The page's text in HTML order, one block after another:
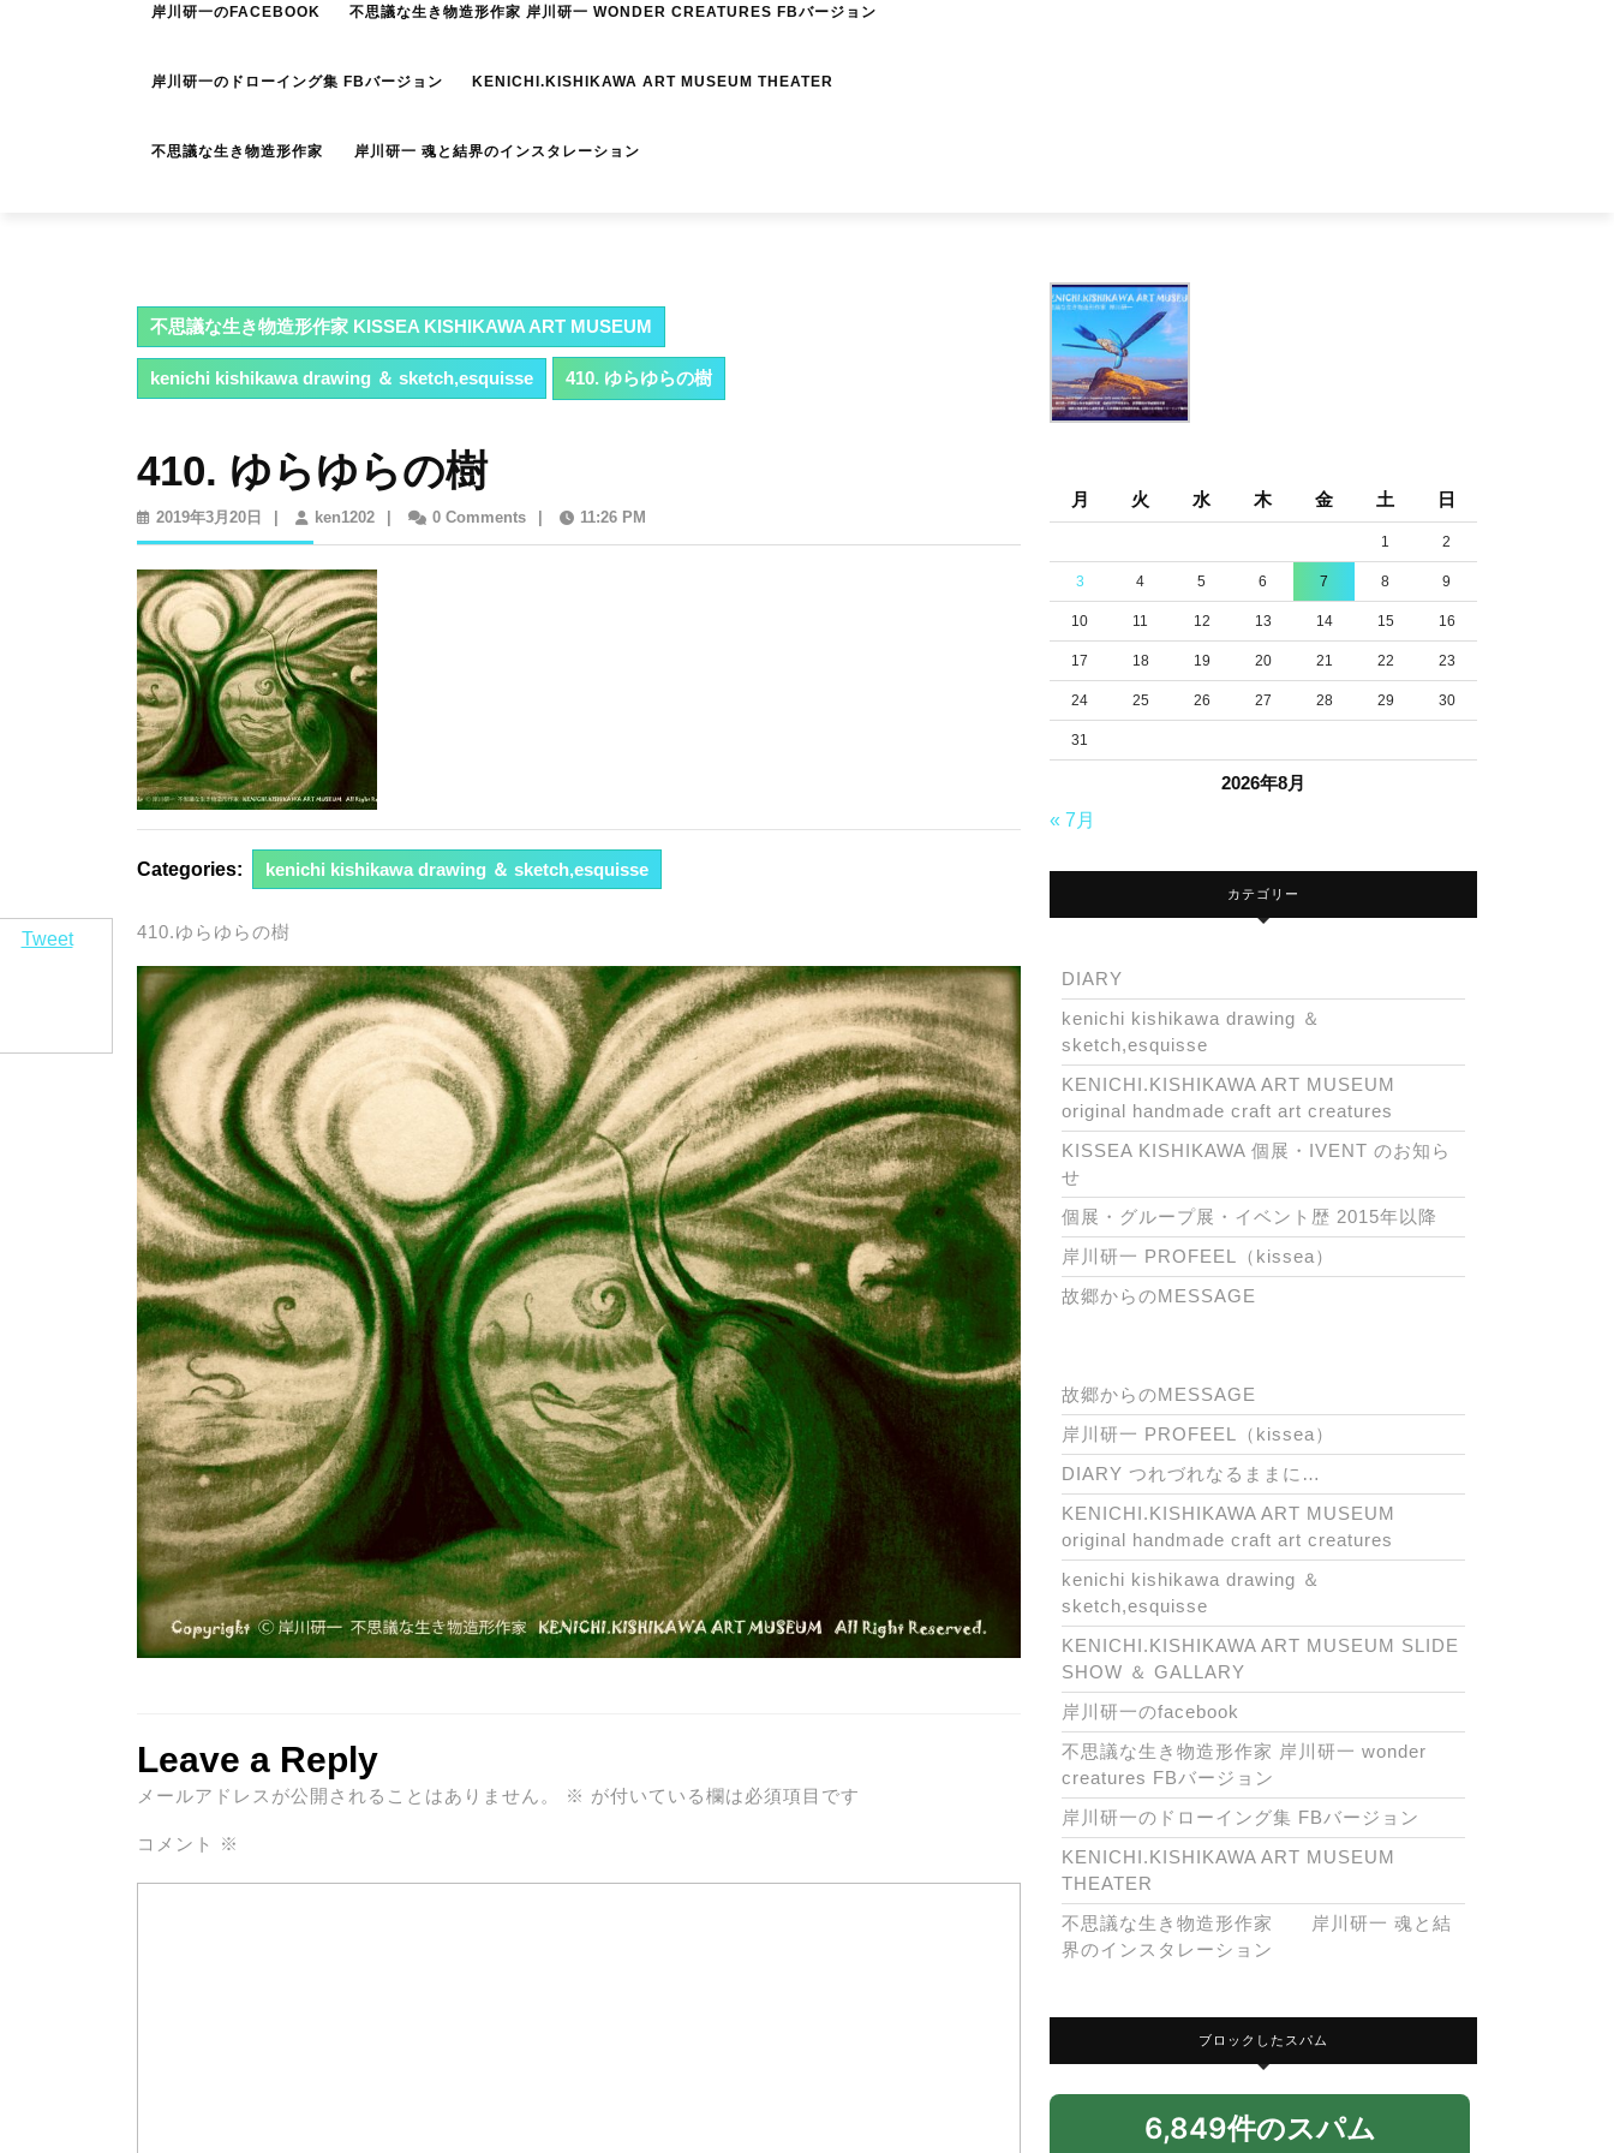
岸川研一のFACEBOOK 不思議な生き物造形作家 岸川研一 WONDER CREATURES FBバージョン
岸川研一のドローイング集 FBバージョン KENICHI.KISHIKAWA ART MUSEUM THEATER
不思議な生き物造形作家 岸川研一 魂と結界のインスタレーション
不思議な生き物造形作家 KISSEA KISHIKAWA ART MUSEUM
kenichi kishikawa drawing ＆ sketch,esquisse 410. ゆらゆらの樹
410. ゆらゆらの樹
2019年3月20日
2019
年
月
20
日
ken1202ken12020 Comments 11:26 PM
Categories: kenichi kishikawa drawing ＆ sketch,esquisse
Tweet 410.ゆらゆらの樹
Leave a Reply
メールアドレスが公開されることはありません。 ※ が付いている欄は必須項目です
コメント ※
2026年8月
月 火 水 木 金 土 日
1 2
3 4 5 6 7 8 9
10 11 12 13 14 15 16
17 18 19 20 21 22 23
24 25 26 27 28 29 30
31
« 7月
カテゴリー
DIARY
kenichi kishikawa drawing ＆
sketch,esquisse
KENICHI.KISHIKAWA ART MUSEUM
original handmade craft art creatures
KISSEA KISHIKAWA 個展・IVENT のお知ら
せ
個展・グループ展・イベント歴 2015年以降
岸川研一 PROFEEL（kissea）
故郷からのMESSAGE
故郷からのMESSAGE
岸川研一 PROFEEL（kissea）
DIARY つれづれなるままに…
KENICHI.KISHIKAWA ART MUSEUM
original handmade craft art creatures
kenichi kishikawa drawing ＆
sketch,esquisse
KENICHI.KISHIKAWA ART MUSEUM SLIDE
SHOW ＆ GALLARY
岸川研一のfacebook
不思議な生き物造形作家 岸川研一 wonder
creatures FBバージョン
岸川研一のドローイング集 FBバージョン
KENICHI.KISHIKAWA ART MUSEUM
THEATER
不思議な生き物造形作家 岸川研一 魂と結
界のインスタレーション
ブロックしたスパム
6,849件のスパム